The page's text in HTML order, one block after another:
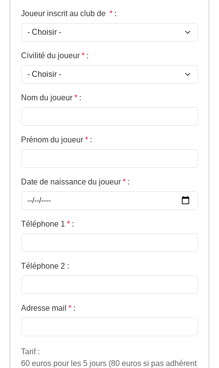
Joueur inscrit au club de * :
Civilité du joueur * :
Nom du joueur * :
Prénom du joueur * :
Date de naissance du joueur * :
Téléphone 1 * :
Téléphone 2 :
Adresse mail * :
Tarif :
60 euros pour les 5 jours (80 euros si pas adhérent